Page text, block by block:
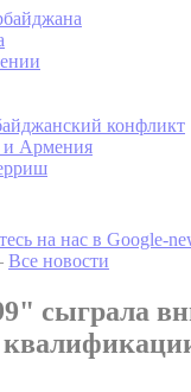
конфликт
и Армения
на наc в Google-
Все новости
сыграла